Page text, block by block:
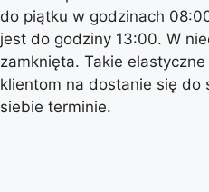
do piątku w godzinach
jest do godziny 13:00. W
zamknięta. Takie
klientom na dostanie się do
siebie terminie.